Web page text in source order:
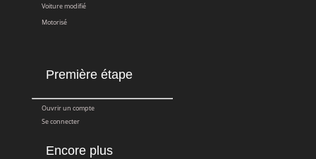
Voiture modifié
Motorisé
Première étape
Ouvrir un compte
Se connecter
Encore plus